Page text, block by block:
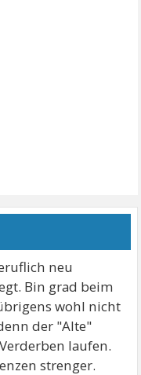
neu
Bin grad beim
wohl nicht
der "Alte"
laufen.
strenger.